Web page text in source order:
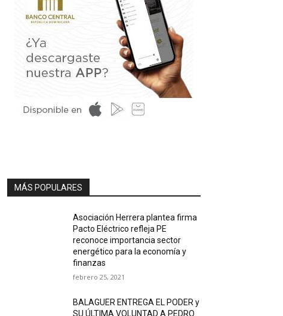
MÁS POPULARES
Asociación Herrera plantea firma
Pacto Eléctrico refleja PE
reconoce importancia sector
energético para la economía y
finanzas
febrero 25, 2021
BALAGUER ENTREGA EL PODER y
SU ÚLTIMA VOLUNTAD A PEDRO